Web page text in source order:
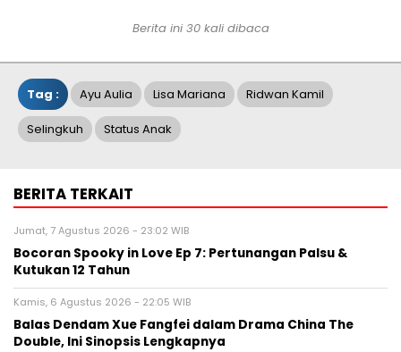
Berita ini 30 kali dibaca
Tag : Ayu Aulia Lisa Mariana Ridwan Kamil
Selingkuh Status Anak
BERITA TERKAIT
Jumat, 7 Agustus 2026 - 23:02 WIB
Bocoran Spooky in Love Ep 7: Pertunangan Palsu &
Kutukan 12 Tahun
Kamis, 6 Agustus 2026 - 22:05 WIB
Balas Dendam Xue Fangfei dalam Drama China The
Double, Ini Sinopsis Lengkapnya